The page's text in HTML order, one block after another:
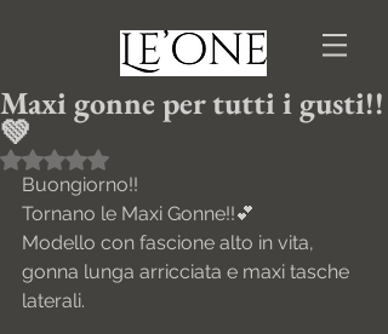
Maxi gonne per tutti i gusti!!
💚
Valutazione NaN stelle su 5.
Buongiorno!!
Tornano le Maxi Gonne!!💕
Modello con fascione alto in vita,
gonna lunga arricciata e maxi tasche
laterali.